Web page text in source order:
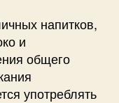
напитков,
и
общего
употреблять